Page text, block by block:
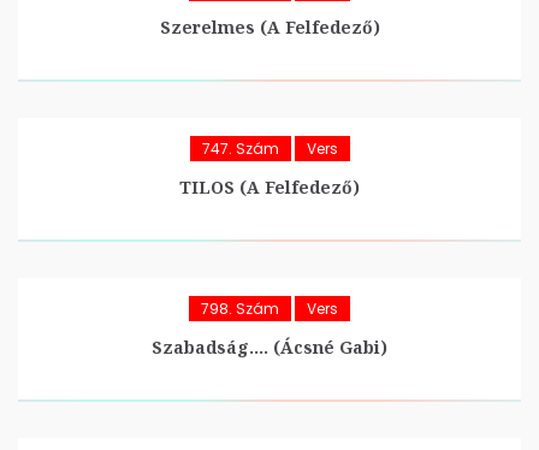
Szerelmes (A Felfedező)
747. Szám Vers
TILOS (A Felfedező)
798. Szám Vers
Szabadság…. (Ácsné Gabi)